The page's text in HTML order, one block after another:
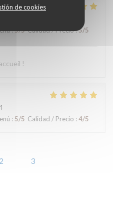
de cookies
:5/5 Calidad / Precio:5/5
!
: 5/5 Calidad / Precio :4/5
2 3